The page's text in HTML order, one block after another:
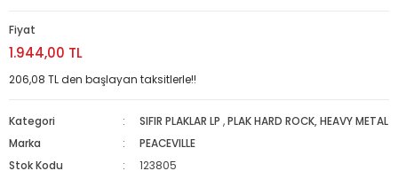
Fiyat
1.944,00 TL
206,08 TL den başlayan taksitlerle!!
Kategori SIFIR PLAKLAR LP ,PLAK HARD ROCK, HEAVY METAL
Marka
PEACEVILLE
Stok Kodu
123805